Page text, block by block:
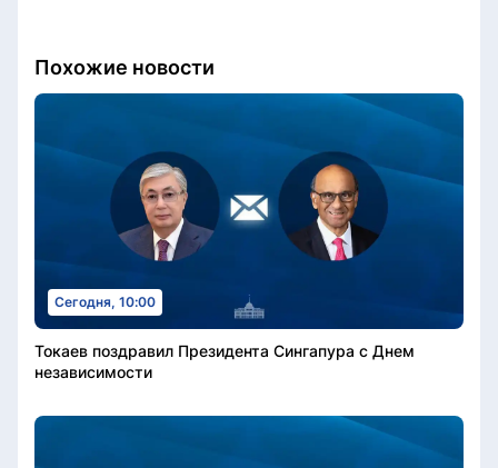
Похожие новости
Сегодня, 10:00
Токаев поздравил Президента Сингапура с Днем
независимости